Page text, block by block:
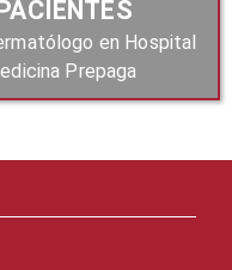
en Hospital
Prepaga